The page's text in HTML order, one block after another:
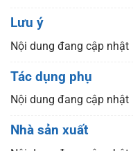
Lưu ý
Nội dung đang cập nhật
Tác dụng phụ
Nội dung đang cập nhật
Nhà sản xuất